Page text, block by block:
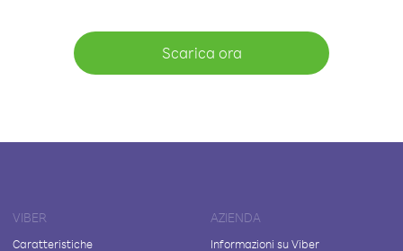
Scarica ora
VIBER
Caratteristiche
AZIENDA
Informazioni su Viber